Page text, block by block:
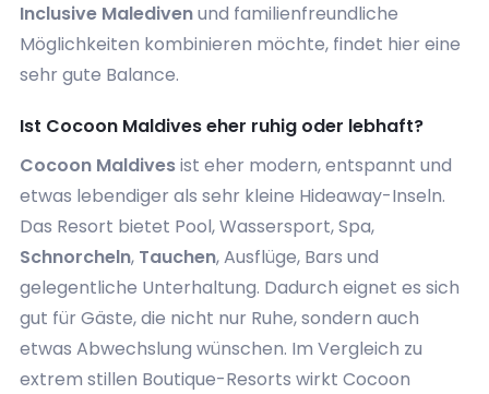
Inclusive Maledivenund familienfreundliche
Möglichkeiten kombinieren möchte, findet hier eine
sehr gute Balance.
Ist Cocoon Maldives eher ruhig oder lebhaft?
Cocoon Maldivesist eher modern, entspannt und
etwas lebendiger als sehr kleine Hideaway-Inseln.
Das Resort bietet Pool, Wassersport, Spa,
Schnorcheln, Tauchen, Ausflüge, Bars und
gelegentliche Unterhaltung. Dadurch eignet es sich
gut für Gäste, die nicht nur Ruhe, sondern auch
etwas Abwechslung wünschen. Im Vergleich zu
extrem stillen Boutique-Resorts wirkt Cocoon